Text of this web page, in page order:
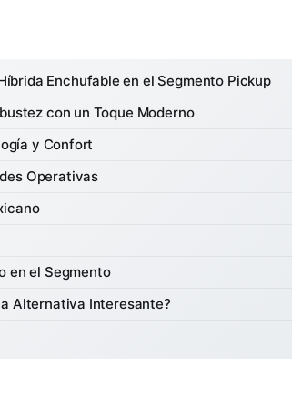
Enchufable en el Segmento Pickup
con un Toque Moderno
y Confort
Operativas
en el Segmento
Alternativa Interesante?